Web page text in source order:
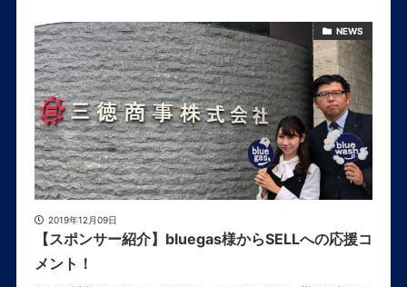
NEWS
2019年12月09日
【スポンサー紹介】bluegas様からSELLへの応援コ
メント！